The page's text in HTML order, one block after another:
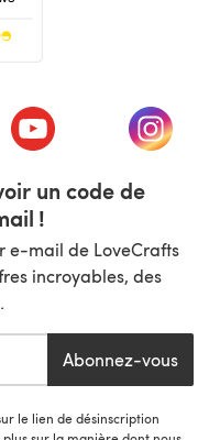
un nouvel onglet)
(s'ouvre dans un(s'ouvre
un code de
!
e-mail de LoveCrafts
incroyables, des
Abonnez-vous
le lien de désinscription